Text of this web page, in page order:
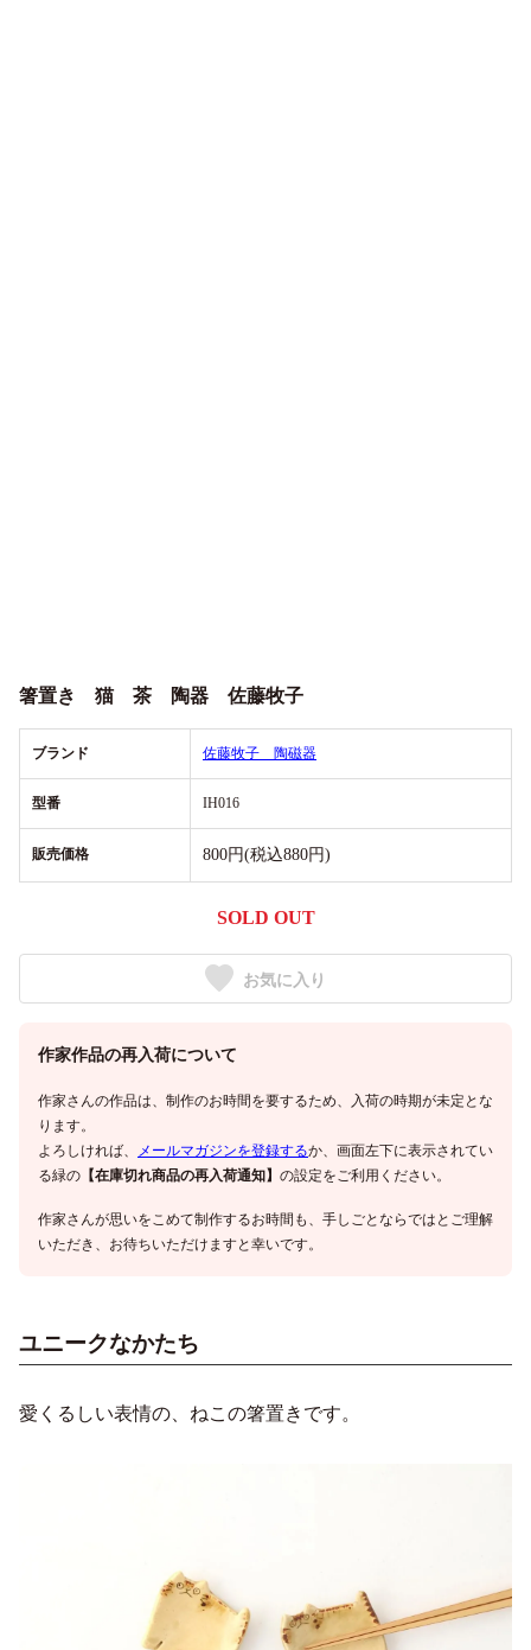
箸置き 猫 茶 陶器 佐藤牧子
ブランド 佐藤牧子 陶磁器
型番 IH016
販売価格 800円(税込880円)
SOLD OUT
お気に入り
作家作品の再入荷について
作家さんの作品は、制作のお時間を要するため、入荷の時期が未定とな
ります。
よろしければ、
メールマガジンを登録するか、画面左下に表示されてい
る緑の 【在庫切れ商品の再入荷通知】 の設定をご利用ください。
作家さんが思いをこめて制作するお時間も、手しごとならではとご理解
いただき、お待ちいただけますと幸いです。
ユニークなかたち
愛くるしい表情の、ねこの箸置きです。